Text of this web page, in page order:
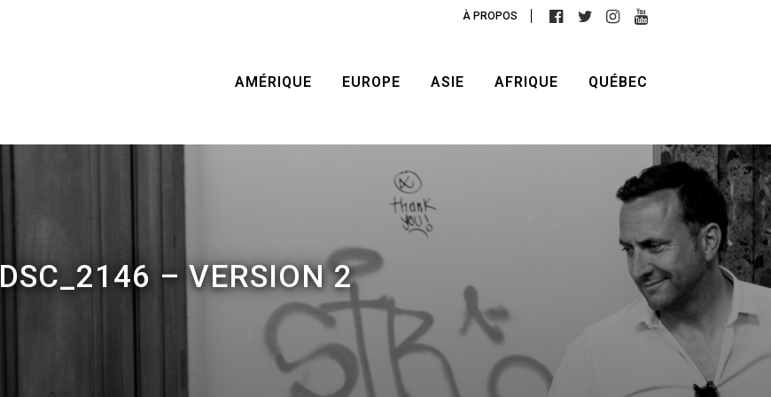
À PROPOS
AMÉRIQUE EUROPE ASIE AFRIQUE QUÉBEC
DSC_2146 – VERSION 2